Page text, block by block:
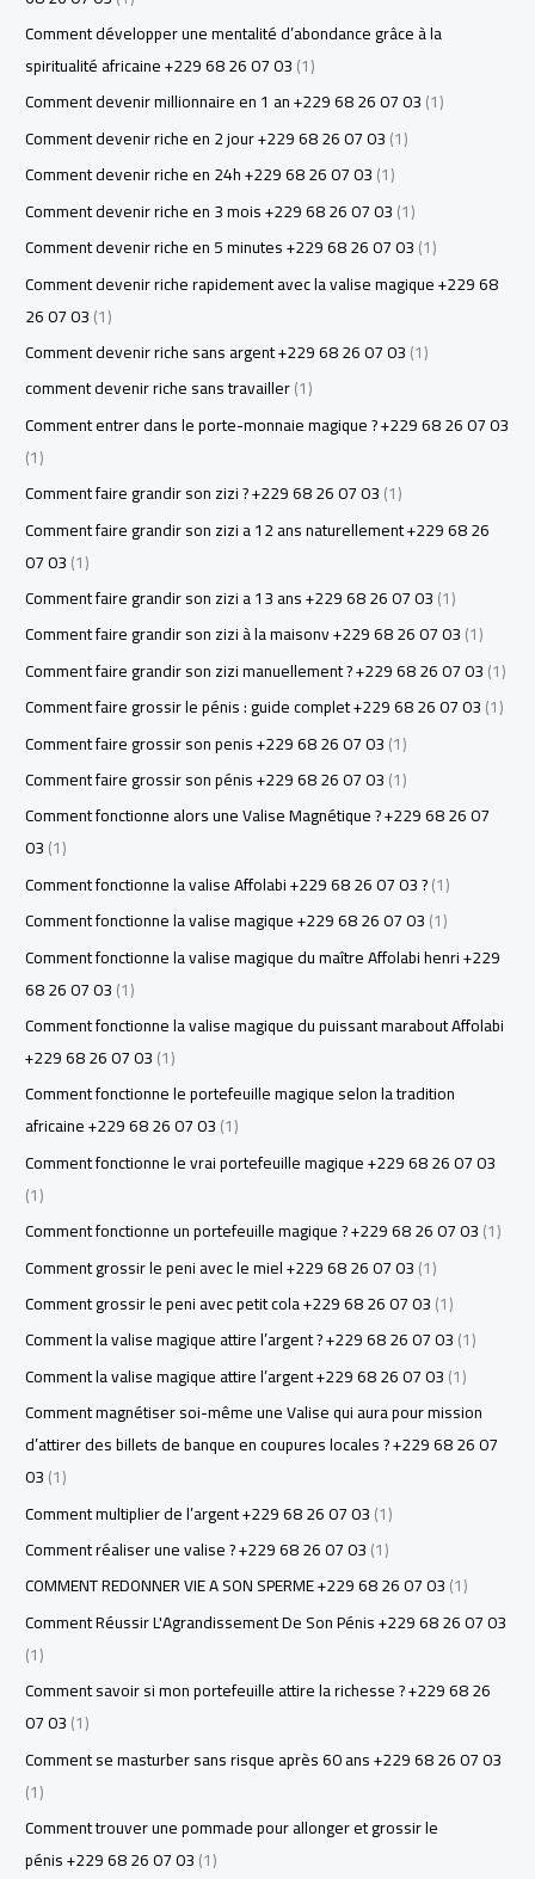
Comment développer une mentalité d’abondance grâce à la
spiritualité africaine +229 68 26 07 03(1)
Comment devenir millionnaire en 1 an +229 68 26 07 03(1)
Comment devenir riche en 2 jour +229 68 26 07 03(1)
Comment devenir riche en 24h +229 68 26 07 03(1)
Comment devenir riche en 3 mois +229 68 26 07 03(1)
Comment devenir riche en 5 minutes +229 68 26 07 03(1)
Comment devenir riche rapidement avec la valise magique +229 68
26 07 03(1)
Comment devenir riche sans argent +229 68 26 07 03(1)
comment devenir riche sans travailler(1)
Comment entrer dans le porte-monnaie magique ? +229 68 26 07 03
(1)
Comment faire grandir son zizi ? +229 68 26 07 03(1)
Comment faire grandir son zizi a 12 ans naturellement +229 68 26
07 03(1)
Comment faire grandir son zizi a 13 ans +229 68 26 07 03(1)
Comment faire grandir son zizi à la maisonv +229 68 26 07 03(1)
Comment faire grandir son zizi manuellement ? +229 68 26 07 03(1)
Comment faire grossir le pénis : guide complet +229 68 26 07 03(1)
Comment faire grossir son penis +229 68 26 07 03(1)
Comment faire grossir son pénis +229 68 26 07 03(1)
Comment fonctionne alors une Valise Magnétique ? +229 68 26 07
03(1)
Comment fonctionne la valise Affolabi +229 68 26 07 03 ?(1)
Comment fonctionne la valise magique +229 68 26 07 03(1)
Comment fonctionne la valise magique du maître Affolabi henri +229
68 26 07 03(1)
Comment fonctionne la valise magique du puissant marabout Affolabi
+229 68 26 07 03(1)
Comment fonctionne le portefeuille magique selon la tradition
africaine +229 68 26 07 03(1)
Comment fonctionne le vrai portefeuille magique +229 68 26 07 03
(1)
Comment fonctionne un portefeuille magique ? +229 68 26 07 03(1)
Comment grossir le peni avec le miel +229 68 26 07 03(1)
Comment grossir le peni avec petit cola +229 68 26 07 03(1)
Comment la valise magique attire l’argent ? +229 68 26 07 03(1)
Comment la valise magique attire l’argent +229 68 26 07 03(1)
Comment magnétiser soi-même une Valise qui aura pour mission
d’attirer des billets de banque en coupures locales ? +229 68 26 07
03(1)
Comment multiplier de l’argent +229 68 26 07 03(1)
Comment réaliser une valise ? +229 68 26 07 03(1)
COMMENT REDONNER VIE A SON SPERME +229 68 26 07 03(1)
Comment Réussir L'Agrandissement De Son Pénis +229 68 26 07 03
(1)
Comment savoir si mon portefeuille attire la richesse ? +229 68 26
07 03(1)
Comment se masturber sans risque après 60 ans +229 68 26 07 03
(1)
Comment trouver une pommade pour allonger et grossir le
pénis +229 68 26 07 03(1)